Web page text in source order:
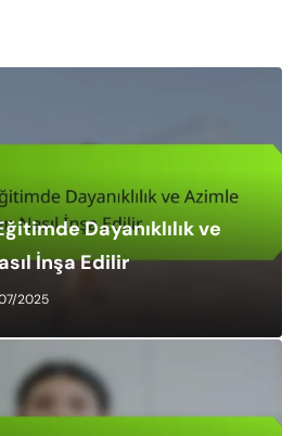
Dayanıklılık ve
İnşa Edilir
2025